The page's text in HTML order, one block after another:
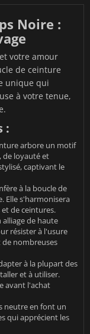
Noire :
votre amour
de ceinture
unique qui
à votre tenue,
:
arbore un motif
de loyauté et
captivant le
à la boucle de
Elle s'harmonisera
de ceintures.
de haute
résister à l'usure
nombreuses
à la plupart des
et à utiliser.
avant l'achat
neutre en font un
qui apprécient les